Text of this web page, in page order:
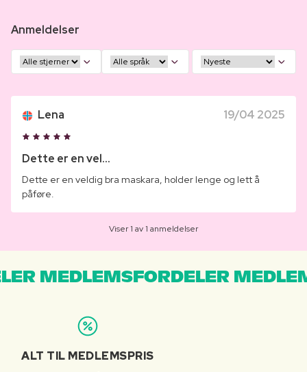
Anmeldelser
Lena 19/04 2025
Dette er en vel...
Dette er en veldig bra maskara, holder lenge og lett å
påføre.
Viser 1 av 1 anmeldelser
MEDLEMSFORDELER
ALT TIL MEDLEMSPRIS